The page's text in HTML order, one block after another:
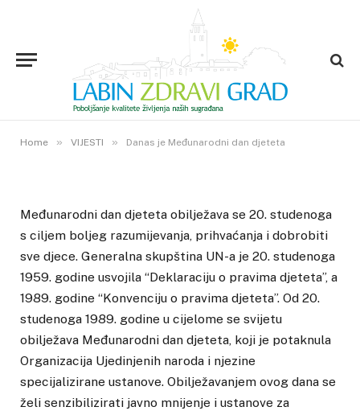
Home » VIJESTI » Danas je Međunarodni dan djeteta
Danas je Međunarodni dan
djeteta
20. STUDENOGA 2015. 1 VIEWS
Međunarodni dan djeteta obilježava se 20. studenoga
s ciljem boljeg razumijevanja, prihvaćanja i dobrobiti
sve djece. Generalna skupština UN-a je 20. studenoga
1959. godine usvojila “Deklaraciju o pravima djeteta”, a
1989. godine “Konvenciju o pravima djeteta”. Od 20.
studenoga 1989. godine u cijelome se svijetu
obilježava Međunarodni dan djeteta, koji je potaknula
Organizacija Ujedinjenih naroda i njezine
specijalizirane ustanove. Obilježavanjem ovog dana se
želi senzibilizirati javno mnijenje i ustanove za